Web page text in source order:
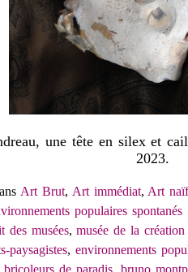
une tête en silex et
2023.
Art Brut, Art immédiat,Art
populaires spontanés
des musées,musée de la
paysagistes,environnements